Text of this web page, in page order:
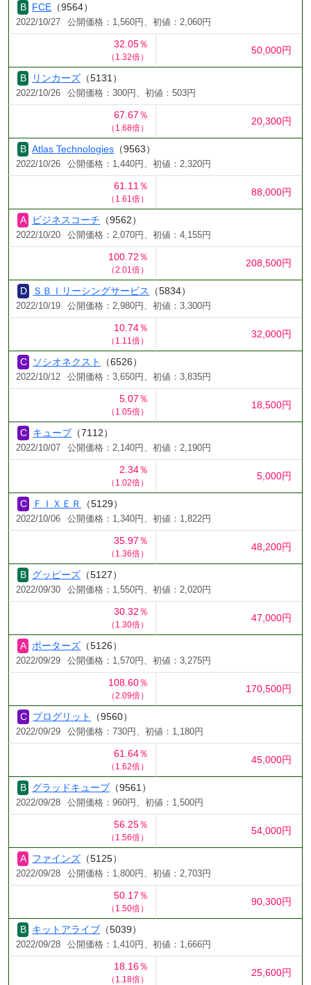
FCE （9564）
2022/10/27 公開価格：1,560円、初値：2,060円
32.05％
（1.32倍）
50,000円
リンカーズ （5131）
2022/10/26 公開価格：300円、初値：503円
67.67％
（1.68倍）
20,300円
Atlas Technologies （9563）
2022/10/26 公開価格：1,440円、初値：2,320円
61.11％
（1.61倍）
88,000円
ビジネスコーチ （9562）
2022/10/20 公開価格：2,070円、初値：4,155円
100.72％
（2.01倍）
208,500円
ＳＢＩリーシングサービス （5834）
2022/10/19 公開価格：2,980円、初値：3,300円
10.74％
（1.11倍）
32,000円
ソシオネクスト （6526）
2022/10/12 公開価格：3,650円、初値：3,835円
5.07％
（1.05倍）
18,500円
キューブ （7112）
2022/10/07 公開価格：2,140円、初値：2,190円
2.34％
（1.02倍）
5,000円
ＦＩＸＥＲ （5129）
2022/10/06 公開価格：1,340円、初値：1,822円
35.97％
（1.36倍）
48,200円
グッピーズ （5127）
2022/09/30 公開価格：1,550円、初値：2,020円
30.32％
（1.30倍）
47,000円
ポーターズ （5126）
2022/09/29 公開価格：1,570円、初値：3,275円
108.60％
（2.09倍）
170,500円
プログリット （9560）
2022/09/29 公開価格：730円、初値：1,180円
61.64％
（1.62倍）
45,000円
グラッドキューブ （9561）
2022/09/28 公開価格：960円、初値：1,500円
56.25％
（1.56倍）
54,000円
ファインズ （5125）
2022/09/28 公開価格：1,800円、初値：2,703円
50.17％
（1.50倍）
90,300円
キットアライブ （5039）
2022/09/28 公開価格：1,410円、初値：1,666円
18.16％
（1.18倍）
25,600円